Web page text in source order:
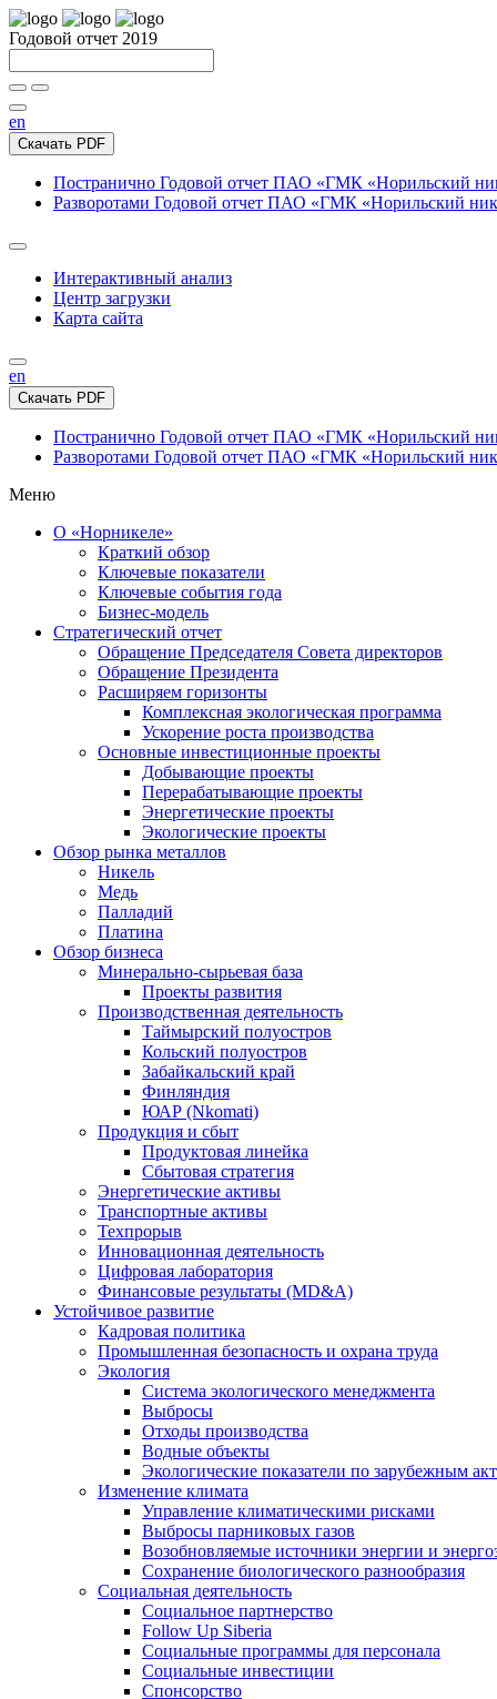
Годовой отчет 2019
en
Скачать PDF
Постранично Годовой отчет ПАО «ГМК «Норильский
Разворотами Годовой отчет ПАО «ГМК «Норильский
Интерактивный анализ
Центр загрузки
Карта сайта
en
Скачать PDF
Постранично Годовой отчет ПАО «ГМК «Норильский
Разворотами Годовой отчет ПАО «ГМК «Норильский
Меню
О «Норникеле»
Краткий обзор
Ключевые показатели
Ключевые события года
Бизнес-модель
Стратегический отчет
Обращение Председателя Совета директоров
Обращение Президента
Расширяем горизонты
Комплексная экологическая программа
Ускорение роста производства
Основные инвестиционные проекты
Добывающие проекты
Перерабатывающие проекты
Энергетические проекты
Экологические проекты
Обзор рынка металлов
Никель
Медь
Палладий
Платина
Обзор бизнеса
Минерально-сырьевая база
Проекты развития
Производственная деятельность
Таймырский полуостров
Кольский полуостров
Забайкальский край
Финляндия
ЮАР (Nkomati)
Продукция и сбыт
Продуктовая линейка
Сбытовая стратегия
Энергетические активы
Транспортные активы
Техпрорыв
Инновационная деятельность
Цифровая лаборатория
Финансовые результаты (MD&A)
Устойчивое развитие
Кадровая политика
Промышленная безопасность и охрана труда
Экология
Система экологического менеджмента
Выбросы
Отходы производства
Водные объекты
Экологические показатели по зарубежным
Изменение климата
Управление климатическими рисками
Выбросы парниковых газов
Возобновляемые источники энергии и
Сохранение биологического разнообразия
Социальная деятельность
Социальное партнерство
Follow Up Siberia
Социальные программы для персонала
Социальные инвестиции
Спонсорство